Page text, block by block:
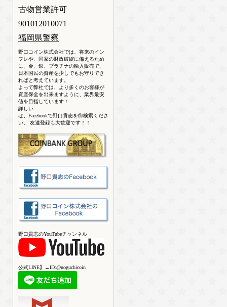
古物営業許可
901012010071
福岡県警察
野口コイン株式会社では、将来のイン
フレや、国家の財政破綻に備えるため
に、金、銀、プラチナの輸入販売で、
日本国民の資産を少しでもお守りでき
ればと考えています。
よって弊社では、より多くのお客様が
資産保全を出来ますように、業界最安
値を目指しています！
詳しい
は、Facebookで野口貴志を御検索くださ
い。 友達登録も大歓迎です！！
野口貴志のYouTubeチャンネル
公式LINE】→ID:@noguchicoin